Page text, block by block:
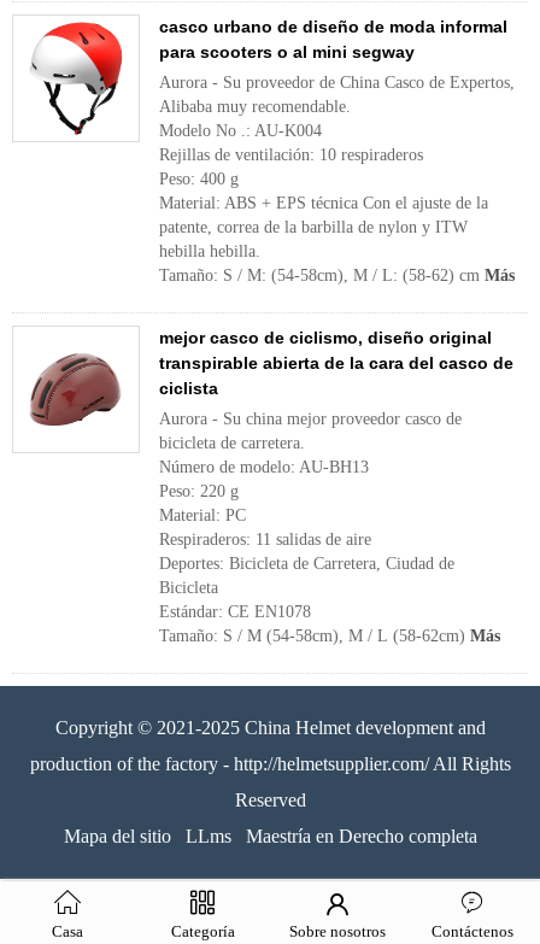
casco urbano de diseño de moda informal
para scooters o al mini segway
Aurora - Su proveedor de China Casco de Expertos,
Alibaba muy recomendable.
Modelo No .: AU-K004
Rejillas de ventilación: 10 respiraderos
Peso: 400 g
Material: ABS + EPS técnica Con el ajuste de la
patente, correa de la barbilla de nylon y ITW
hebilla hebilla.
Tamaño: S / M: (54-58cm), M / L: (58-62) cm Más
mejor casco de ciclismo, diseño original
transpirable abierta de la cara del casco de
ciclista
Aurora - Su china mejor proveedor casco de
bicicleta de carretera.
Número de modelo: AU-BH13
Peso: 220 g
Material: PC
Respiraderos: 11 salidas de aire
Deportes: Bicicleta de Carretera, Ciudad de
Bicicleta
Estándar: CE EN1078
Tamaño: S / M (54-58cm), M / L (58-62cm) Más
Copyright © 2021-2025 China Helmet development and
production of the factory - http://helmetsupplier.com/ All Rights
Reserved
Mapa del sitio
LLms Maestría en Derecho completa
Casa Categoría Sobre nosotros Contáctenos